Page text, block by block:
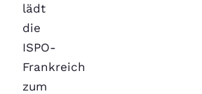
lädt
die
ISPO-
Frankreich
zum